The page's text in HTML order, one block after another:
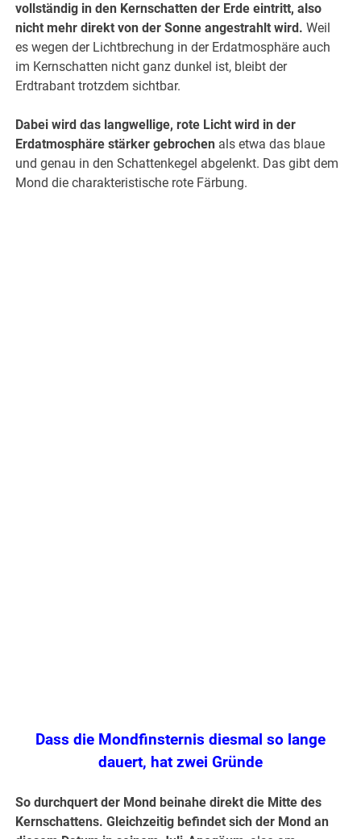
vollständig in den Kernschatten der Erde eintritt, also
nicht mehr direkt von der Sonne angestrahlt wird. Weil
es wegen der Lichtbrechung in der Erdatmosphäre auch
im Kernschatten nicht ganz dunkel ist, bleibt der
Erdtrabant trotzdem sichtbar.
Dabei wird das langwellige, rote Licht wird in der
Erdatmosphäre stärker gebrochen als etwa das blaue
und genau in den Schattenkegel abgelenkt. Das gibt dem
Mond die charakteristische rote Färbung.
Dass die Mondfinsternis diesmal so lange
dauert, hat zwei Gründe
So durchquert der Mond beinahe direkt die Mitte des
Kernschattens. Gleichzeitig befindet sich der Mond an